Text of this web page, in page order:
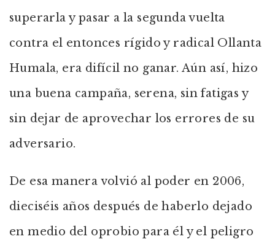
superarla y pasar a la segunda vuelta
contra el entonces rígido y radical Ollanta
Humala, era difícil no ganar. Aún así, hizo
una buena campaña, serena, sin fatigas y
sin dejar de aprovechar los errores de su
adversario.
De esa manera volvió al poder en 2006,
dieciséis años después de haberlo dejado
en medio del oprobio para él y el peligro